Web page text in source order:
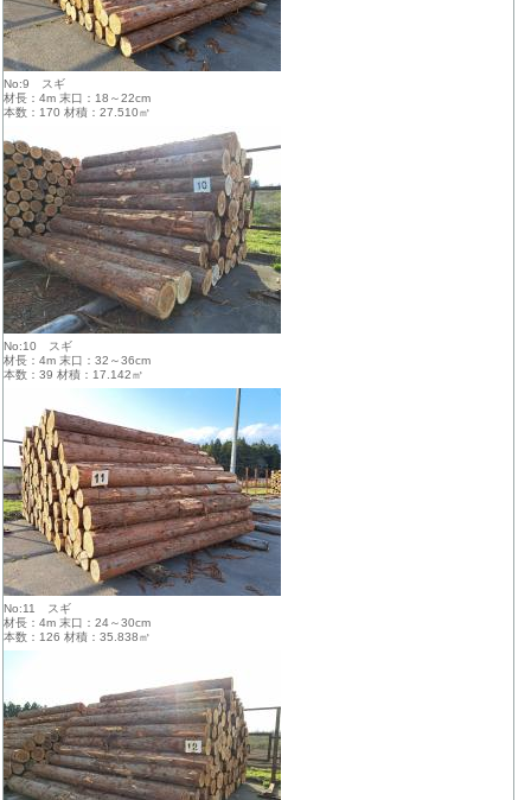
No:9 スギ
材長：4m 末口：18～22cm
本数：170 材積：27.510㎥
No:10 スギ
材長：4m 末口：32～36cm
本数：39 材積：17.142㎥
No:11 スギ
材長：4m 末口：24～30cm
本数：126 材積：35.838㎥